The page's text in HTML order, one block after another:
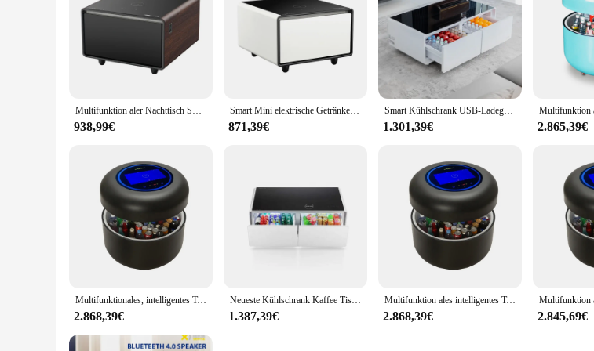
Multifunktion aler Nachttisch Smart Beistell tisch Mini-Kühlschrank mit kabelloser Aufladung Smart Furniture Home
938,99€
Smart Mini elektrische Getränke Flasche Kühlschrank Kühlschrank Smart Couch tisch Home Wohnzimmer Möbel für Hotelzimmer
871,39€
Smart Kühlschrank USB-Ladegerät multifunktion alen Couch tisch
1.301,39€ 2.865,39€
Multifunktionales, intelligentes Touchscreen-Kühlschrankdesign mit rundem Couchtisch
2.868,39€
Neueste Kühlschrank Kaffee Tisch Smart Kaffee Tisch Mit Kühlschrank Hifi Lautsprecher Und USB Ladegerät
1.387,39€
Multifunktion ales intelligentes Touchscreen-Kühlschrank design mit rundem Couch tisch
2.868,39€ 2.845,69€